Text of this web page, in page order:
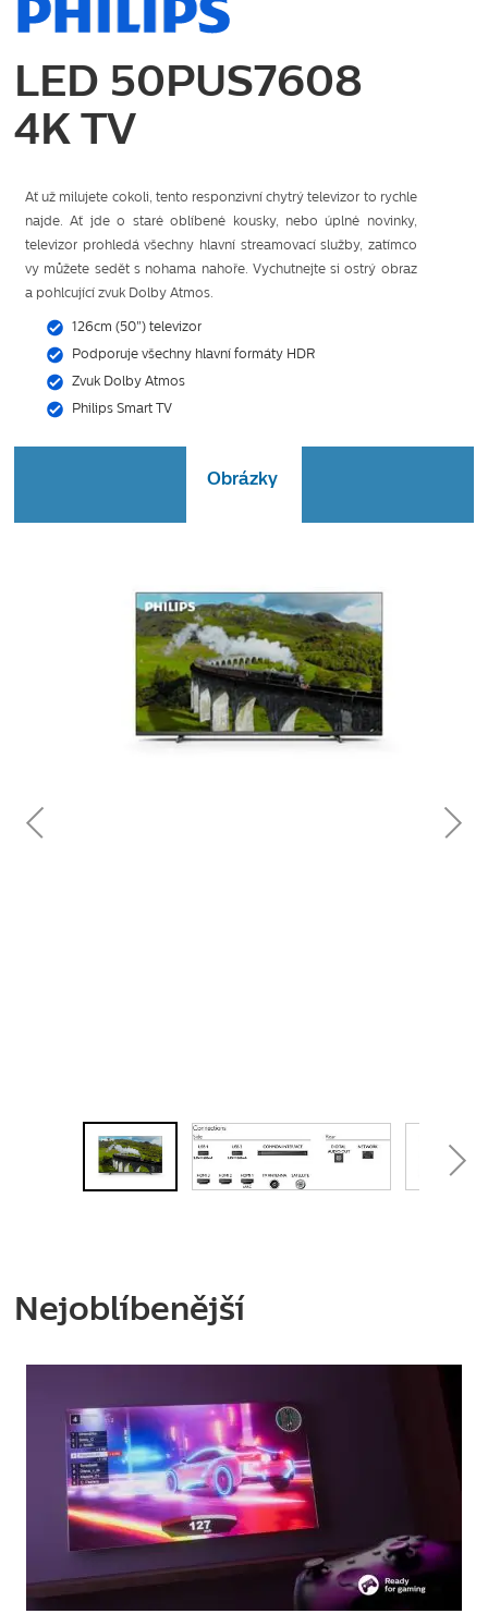
LED 50PUS7608
4K TV
Ať už milujete cokoli, tento responzivní chytrý televizor to rychle
najde. Ať jde o staré oblíbené kousky, nebo úplné novinky,
televizor prohledá všechny hlavní streamovací služby, zatímco
vy můžete sedět s nohama nahoře. Vychutnejte si ostrý obraz
a pohlcující zvuk Dolby Atmos.
126cm (50") televizor
Podporuje všechny hlavní formáty HDR
Zvuk Dolby Atmos
Philips Smart TV
Obrázky
Nejoblíbenější